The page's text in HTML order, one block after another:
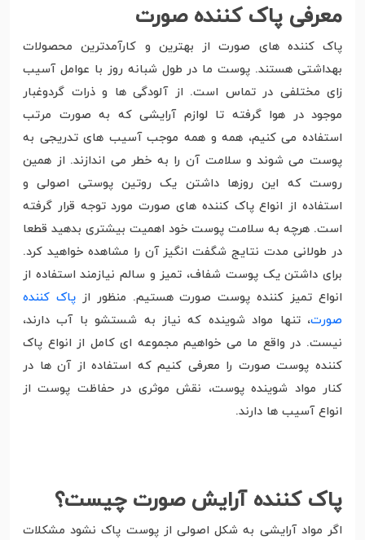
معرفی پاک کننده صورت
پاک کننده های صورت از بهترین و کارآمدترین محصولات
بهداشتی هستند. پوست ما در طول شبانه روز با عوامل آسیب
زای مختلفی در تماس است. از آلودگی ها و ذرات گردوغبار
موجود در هوا گرفته تا لوازم آرایشی که به صورت مرتب
استفاده می کنیم، همه و همه موجب آسیب های تدریجی به
پوست می شوند و سلامت آن را به خطر می اندازند. از همین
روست که این روزها داشتن یک روتین پوستی اصولی و
استفاده از انواع پاک کننده های صورت مورد توجه قرار گرفته
است. هرچه به سلامت پوست خود اهمیت بیشتری بدهید قطعا
در طولانی مدت نتایج شگفت انگیز آن را مشاهده خواهید کرد.
برای داشتن یک پوست شفاف، تمیز و سالم نیازمند استفاده از
انواع تمیز کننده پوست صورت هستیم. منظور ازپاک کننده
صورت، تنها مواد شوینده که نیاز به شستشو با آب دارند،
نیست. در واقع ما می خواهیم مجموعه ای کامل از انواع پاک
کننده پوست صورت را معرفی کنیم که استفاده از آن ها در
کنار مواد شوینده پوست، نقش موثری در حفاظت پوست از
انواع آسیب ها دارند.
پاک کننده آرایش صورت چیست؟
اگر مواد آرایشی به شکل اصولی از پوست پاک نشود مشکلات